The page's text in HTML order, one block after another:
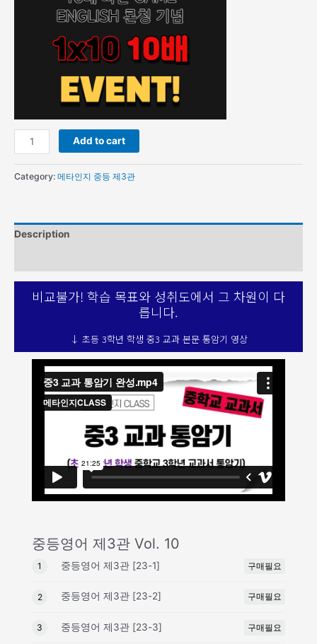
Add to cart
Category: 메타인지 중등 제3관
Description
비교불가! 학습 목표와 성취도에서 그 차원이 다
릅니다.
↓ 초등 3학년 학생 중3 교과 본문 통암기 영상
중등영어 제3관 Vol. 10
1 중등영어 제3관 [23-1] 구매필요
2 중등영어 제3관 [23-2] 구매필요
3 중등영어 제3관 [23-3] 구매필요